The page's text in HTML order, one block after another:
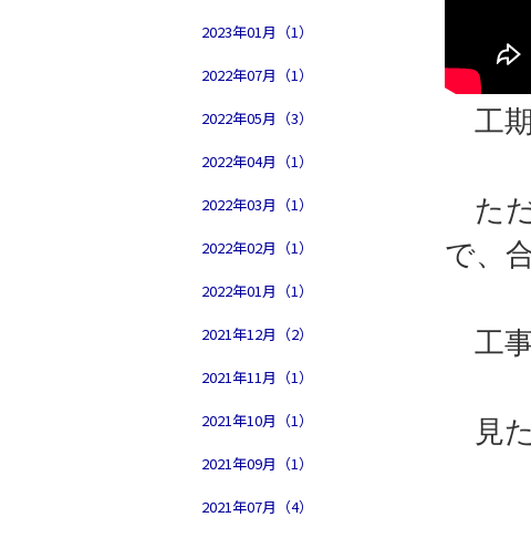
2023年01月（1）
2022年07月（1）
2022年05月（3）
2022年04月（1）
2022年03月（1）
2022年02月（1）
2022年01月（1）
2021年12月（2）
2021年11月（1）
2021年10月（1）
2021年09月（1）
2021年07月（4）
工
ただ
で、
工事
見た